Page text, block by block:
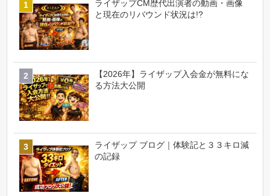
ライザップCM歴代出演者の動画・画像
と現在のリバウンド状況は!?
【2026年】ライザップ入会金が無料にな
る方法大公開
ライザップ ブログ｜体験記と３３キロ減
の記録